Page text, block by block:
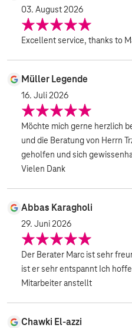
03. August 2026
Excellent service, thanks to
Müller Legende
16. Juli 2026
Möchte mich gerne herzlich
und die Beratung von Herrn
geholfen und sich
Vielen Dank
Abbas Karagholi
29. Juni 2026
Der Berater Marc ist sehr
ist er sehr entspannt Ich
Mitarbeiter anstellt
Chawki El-azzi